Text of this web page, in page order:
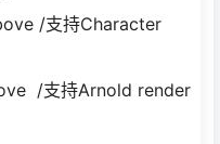
/支持Character
/支持Arnold render